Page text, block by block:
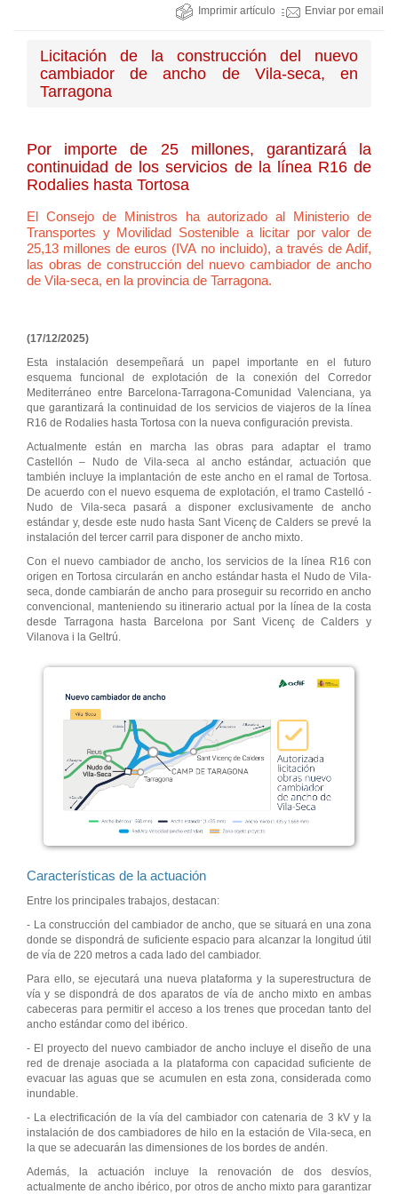
Imprimir artículo Enviar por email
Licitación de la construcción del nuevo
cambiador de ancho de Vila-seca, en
Tarragona
Por importe de 25 millones, garantizará la
continuidad de los servicios de la línea R16 de
Rodalies hasta Tortosa
El Consejo de Ministros ha autorizado al Ministerio de
Transportes y Movilidad Sostenible a licitar por valor de
25,13 millones de euros (IVA no incluido), a través de Adif,
las obras de construcción del nuevo cambiador de ancho
de Vila-seca, en la provincia de Tarragona.
(17/12/2025)
Esta instalación desempeñará un papel importante en el futuro
esquema funcional de explotación de la conexión del Corredor
Mediterráneo entre Barcelona-Tarragona-Comunidad Valenciana, ya
que garantizará la continuidad de los servicios de viajeros de la línea
R16 de Rodalies hasta Tortosa con la nueva configuración prevista.
Actualmente están en marcha las obras para adaptar el tramo
Castellón – Nudo de Vila-seca al ancho estándar, actuación que
también incluye la implantación de este ancho en el ramal de Tortosa.
De acuerdo con el nuevo esquema de explotación, el tramo Castelló -
Nudo de Vila-seca pasará a disponer exclusivamente de ancho
estándar y, desde este nudo hasta Sant Vicenç de Calders se prevé la
instalación del tercer carril para disponer de ancho mixto.
Con el nuevo cambiador de ancho, los servicios de la línea R16 con
origen en Tortosa circularán en ancho estándar hasta el Nudo de Vila-
seca, donde cambiarán de ancho para proseguir su recorrido en ancho
convencional, manteniendo su itinerario actual por la línea de la costa
desde Tarragona hasta Barcelona por Sant Vicenç de Calders y
Vilanova i la Geltrú.
Características de la actuación
Entre los principales trabajos, destacan:
- La construcción del cambiador de ancho, que se situará en una zona
donde se dispondrá de suficiente espacio para alcanzar la longitud útil
de vía de 220 metros a cada lado del cambiador.
Para ello, se ejecutará una nueva plataforma y la superestructura de
vía y se dispondrá de dos aparatos de vía de ancho mixto en ambas
cabeceras para permitir el acceso a los trenes que procedan tanto del
ancho estándar como del ibérico.
- El proyecto del nuevo cambiador de ancho incluye el diseño de una
red de drenaje asociada a la plataforma con capacidad suficiente de
evacuar las aguas que se acumulen en esta zona, considerada como
inundable.
- La electrificación de la vía del cambiador con catenaria de 3 kV y la
instalación de dos cambiadores de hilo en la estación de Vila-seca, en
la que se adecuarán las dimensiones de los bordes de andén.
Además, la actuación incluye la renovación de dos desvíos,
actualmente de ancho ibérico, por otros de ancho mixto para garantizar